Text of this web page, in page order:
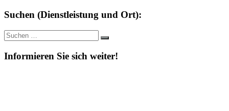
Suchen (Dienstleistung und Ort):
Suche
nach:
Suchen
Informieren Sie sich weiter!